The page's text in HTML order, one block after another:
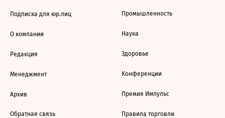
Подписка для юр.лиц
О компании
Редакция
Менеджмент
Архив
Обратная связь
Промышленность
Наука
Здоровье
Конференции
Премия Импульс
Правила торговли